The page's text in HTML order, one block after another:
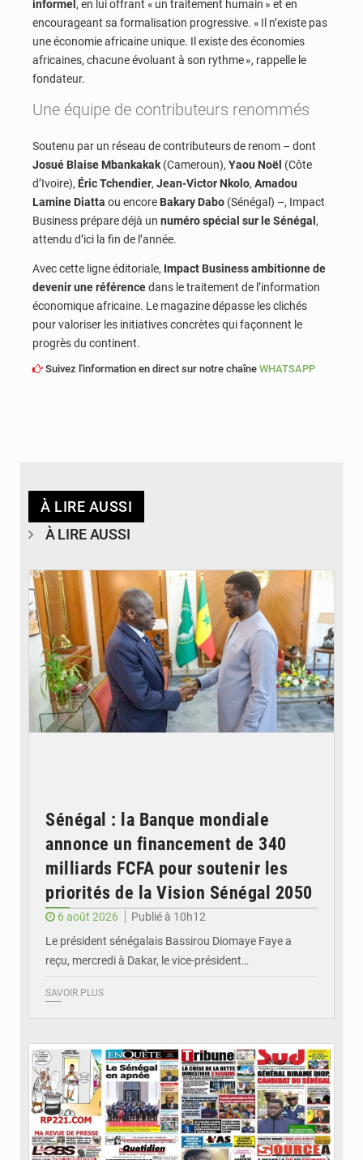
informel , en lui offrant « un traitement humain » et en
encourageant sa formalisation progressive. « Il n’existe pas
une économie africaine unique. Il existe des économies
africaines, chacune évoluant à son rythme », rappelle le
fondateur.
Une équipe de contributeurs renommés
Soutenu par un réseau de contributeurs de renom – dont
Josué Blaise Mbankakak (Cameroun), Yaou Noël (Côte
d’Ivoire), Éric Tchendier, Jean-Victor Nkolo, Amadou
Lamine Diatta ou encore Bakary Dabo (Sénégal) –, Impact
Business prépare déjà un numéro spécial sur le Sénégal ,
attendu d’ici la fin de l’année.
Avec cette ligne éditoriale, Impact Business ambitionne de
devenir une référencedans le traitement de l’information
économique africaine. Le magazine dépasse les clichés
pour valoriser les initiatives concrètes qui façonnent le
progrès du continent.
Suivez l'information en direct sur notre chaîne WHATSAPP
À LIRE AUSSI
À LIRE AUSSI
Sénégal : la Banque mondiale
annonce un financement de 340
milliards FCFA pour soutenir les
priorités de la Vision Sénégal 2050
6 août 2026
Publié à 10h12
Le président sénégalais Bassirou Diomaye Faye a
reçu, mercredi à Dakar, le vice-président…
SAVOIR PLUS